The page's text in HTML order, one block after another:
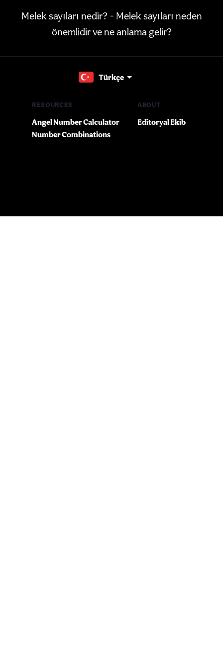
Melek sayıları nedir? - Melek sayıları neden
önemlidir ve ne anlama gelir?
Türkçe
RESOURCES
Angel Number Calculator
Number Combinations
ABOUT
Editoryal Ekib